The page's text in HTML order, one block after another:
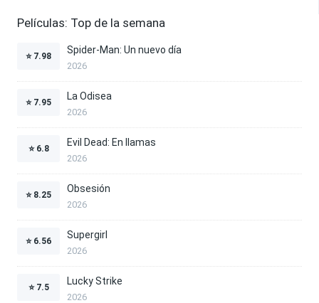
Películas: Top de la semana
⭐ 7.98
Spider-Man: Un nuevo día
2026
⭐ 7.95
La Odisea
2026
⭐ 6.8
Evil Dead: En llamas
2026
⭐ 8.25
Obsesión
2026
⭐ 6.56
Supergirl
2026
⭐ 7.5
Lucky Strike
2026